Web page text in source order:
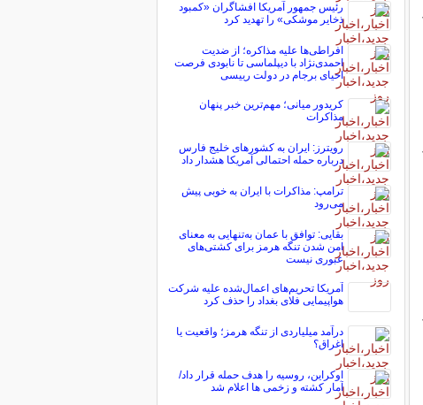
رئیس جمهور آمریکا افشاگران «کمبود
ذخایر موشکی» را تهدید کرد
افراطی‌ها علیه مذاکره؛ از ضدیت
احمدی‌نژاد با دیپلماسی تا نابودی فرصت
احیای برجام در دولت رییسی
کریدور میانی؛ مهم‌ترین خبر پنهان
مذاکرات
رویترز: ایران به کشورهای خلیج فارس
درباره حمله احتمالی آمریکا هشدار داد
ترامپ: مذاکرات با ایران به خوبی پیش
می‌رود
بقایی: توافق با عمان به‌تنهایی به معنای
امن شدن تنگه هرمز برای کشتی‌های
عبوری نیست
آمریکا تحریم‌های اعمال‌شده علیه شرکت
هواپیمایی فلای بغداد را حذف کرد
درآمد میلیاردی از تنگه هرمز؛ واقعیت یا
اغراق؟
اوکراین، روسیه را هدف حمله قرار داد/
آمار کشته و زخمی ها اعلام شد